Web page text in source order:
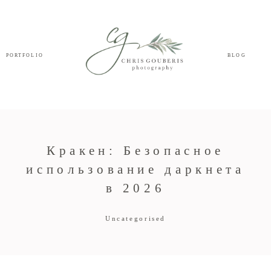
PORTFOLIO BLOG
Кракен: Безопасное
использование даркнета
в 2026
Uncategorised